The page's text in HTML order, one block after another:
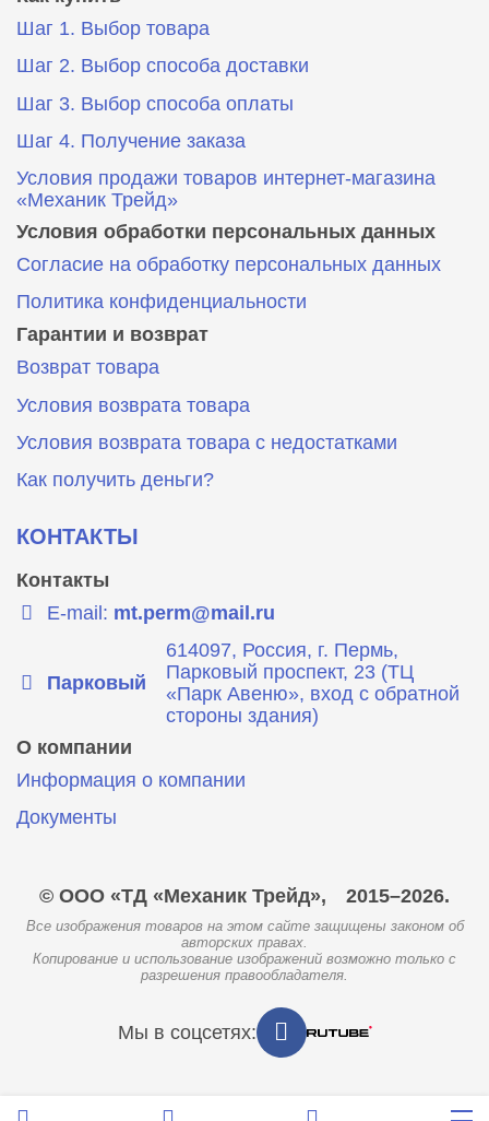
Шаг 1. Выбор товара
Шаг 2. Выбор способа доставки
Шаг 3. Выбор способа оплаты
Шаг 4. Получение заказа
Условия продажи товаров интернет-магазина
«Механик Трейд»
Условия обработки персональных данных
Согласие на обработку персональных данных
Политика конфиденциальности
Гарантии и возврат
Возврат товара
Условия возврата товара
Условия возврата товара с недостатками
Как получить деньги?
КОНТАКТЫ
Контакты
E-mail: mt.perm@mail.ru
Парковый
614097, Россия, г. Пермь,
Парковый проспект, 23 (ТЦ
«Парк Авеню», вход с обратной
стороны здания)
О компании
Информация о компании
Документы
© ООО «ТД «Механик Трейд», 2015–2026.
Все изображения товаров на этом сайте защищены законом об
авторских правах.
Копирование и использование изображений возможно только с
разрешения правообладателя.
Мы в соцсетях: